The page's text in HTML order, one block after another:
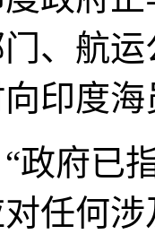
、航
印度
府已指
任何